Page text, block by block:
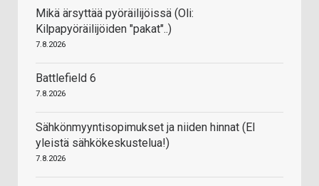
Mikä ärsyttää pyöräilijöissä (Oli:
Kilpapyöräilijöiden "pakat"..)
7.8.2026
Battlefield 6
7.8.2026
Sähkönmyyntisopimukset ja niiden hinnat (EI
yleistä sähkökeskustelua!)
7.8.2026